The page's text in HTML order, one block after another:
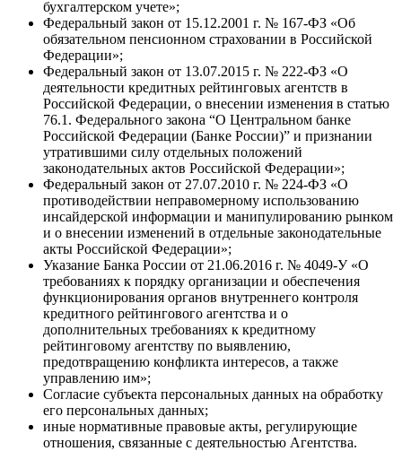
бухгалтерском учете»;
Федеральный закон от 15.12.2001 г. № 167-ФЗ «Об
обязательном пенсионном страховании в Российской
Федерации»;
Федеральный закон от 13.07.2015 г. № 222-ФЗ «О
деятельности кредитных рейтинговых агентств в
Российской Федерации, о внесении изменения в статью
76.1. Федерального закона “О Центральном банке
Российской Федерации (Банке России)” и признании
утратившими силу отдельных положений
законодательных актов Российской Федерации»;
Федеральный закон от 27.07.2010 г. № 224-ФЗ «О
противодействии неправомерному использованию
инсайдерской информации и манипулированию рынком
и о внесении изменений в отдельные законодательные
акты Российской Федерации»;
Указание Банка России от 21.06.2016 г. № 4049-У «О
требованиях к порядку организации и обеспечения
функционирования органов внутреннего контроля
кредитного рейтингового агентства и о
дополнительных требованиях к кредитному
рейтинговому агентству по выявлению,
предотвращению конфликта интересов, а также
управлению им»;
Согласие субъекта персональных данных на обработку
его персональных данных;
иные нормативные правовые акты, регулирующие
отношения, связанные с деятельностью Агентства.